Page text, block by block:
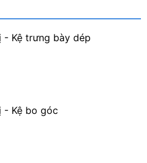
- Kệ trưng bày dép
- Kệ bo góc